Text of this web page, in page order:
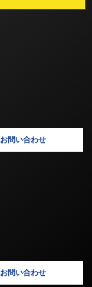
お問い合わせ
お問い合わせ